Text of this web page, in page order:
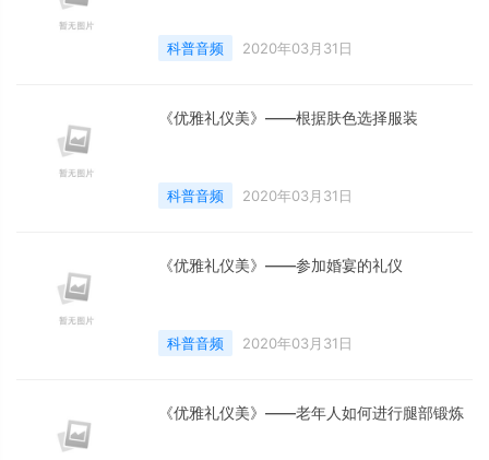
科普音频 2020年03月31日
《优雅礼仪美》——根据肤色选择服装
科普音频 2020年03月31日
《优雅礼仪美》——参加婚宴的礼仪
科普音频 2020年03月31日
《优雅礼仪美》——老年人如何进行腿部锻炼